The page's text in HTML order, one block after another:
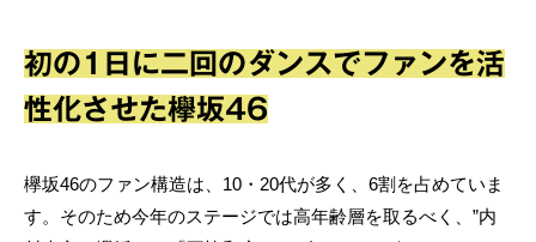
初の1日に二回のダンスでファンを活
性化させた欅坂46
欅坂46のファン構造は、10・20代が多く、6割を占めていま
す。そのため今年のステージでは高年齢層を取るべく、”内